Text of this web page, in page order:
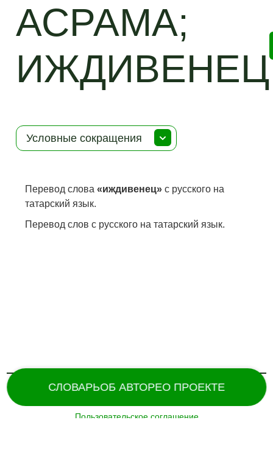
СЛОВАРЬОБ АВТОРЕО ПРОЕКТЕ
АСРАМА;
ИЖДИВЕНЕЦ
Условные сокращения
Перевод слова«иждивенец» с русского на
татарский язык.
Перевод слов с русского на татарский язык.
Пользовательское соглашение